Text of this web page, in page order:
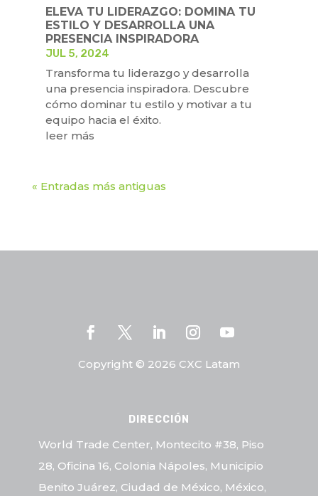
ELEVA TU LIDERAZGO: DOMINA TU
ESTILO Y DESARROLLA UNA
PRESENCIA INSPIRADORA
JUL 5, 2024
Transforma tu liderazgo y desarrolla
una presencia inspiradora. Descubre
cómo dominar tu estilo y motivar a tu
equipo hacia el éxito.
leer más
« Entradas más antiguas
Copyright © 2026 CXC Latam
DIRECCIÓN
World Trade Center, Montecito #38, Piso
28, Oficina 16, Colonia Nápoles, Municipio
Benito Juárez, Ciudad de México, México,